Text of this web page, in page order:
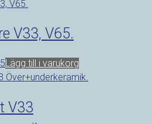
V33, V65.
Lägg till i varukorg
V33